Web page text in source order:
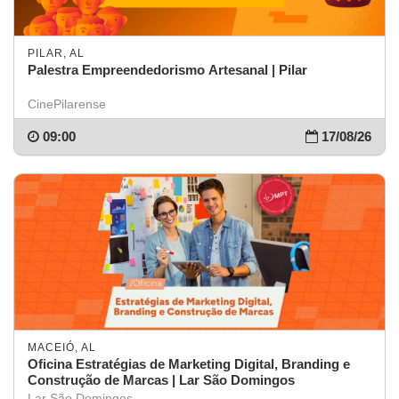
PILAR, AL
Palestra Empreendedorismo Artesanal | Pilar
CinePilarense
17/08/26
09:00
MACEIÓ, AL
Oficina Estratégias de Marketing Digital, Branding e
Construção de Marcas | Lar São Domingos